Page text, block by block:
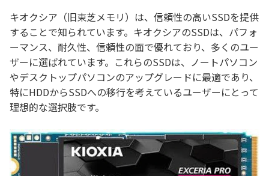
キオクシア（旧東芝メモリ）は、信頼性の高いSSDを提供
することで知られています。キオクシアのSSDは、パフォ
ーマンス、耐久性、信頼性の面で優れており、多くのユー
ザーに選ばれています。これらのSSDは、ノートパソコン
やデスクトップパソコンのアップグレードに最適であり、
特にHDDからSSDへの移行を考えているユーザーにとって
理想的な選択肢です。